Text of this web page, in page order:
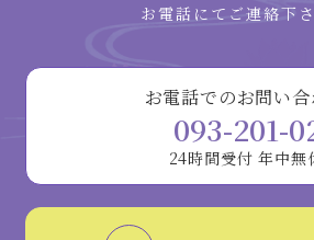
お電話にてご連絡下さ
お電話でのお問い
093-201-
24時間受付 年中無